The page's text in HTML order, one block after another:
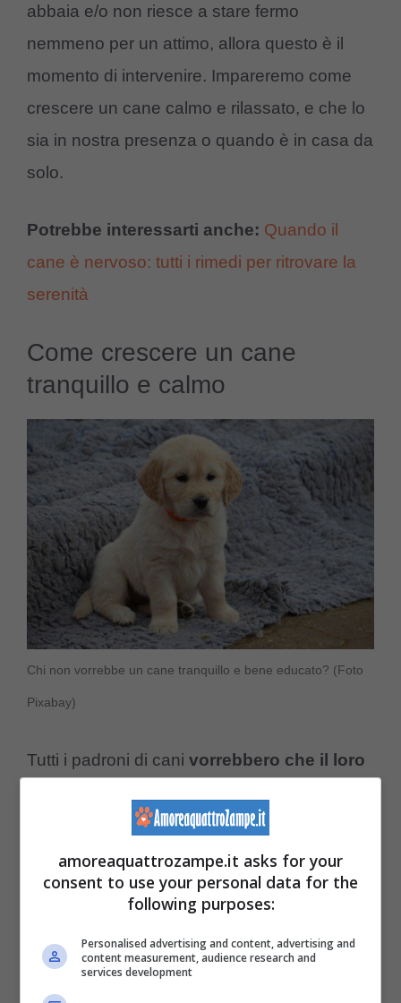
abbaia e/o non riesce a stare fermo
nemmeno per un attimo, allora questo è il
momento di intervenire. Impareremo come
crescere un cane calmo e rilassato, e che lo
sia in nostra presenza o quando è in casa da
solo.
Potrebbe interessarti anche: Quando il
cane è nervoso: tutti i rimedi per ritrovare la
serenità
Come crescere un cane
tranquillo e calmo
Chi non vorrebbe un cane tranquillo e bene educato? (Foto
Pixabay)
Tutti i padroni di cani vorrebbero che il loro
, almeno per la maggior parte della
giornata.
Potrebbero cosìavere una convivenza
piacevole, evitare problemi, e non avere
fastidi. Ma non sempre è così.
amoreaquattrozampe.it asks for your
consent to use your personal data for the
following purposes:
Personalised advertising and content, advertising and
content measurement, audience research and
services development